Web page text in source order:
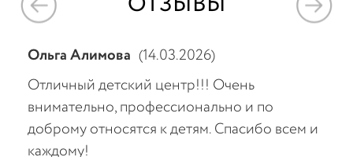
(14.03.2026)
центр!!! Очень
и по
к детям. Спасибо всем и
АА
Водим ребенка уже
потрясающие. Спасибо
руководителю центра